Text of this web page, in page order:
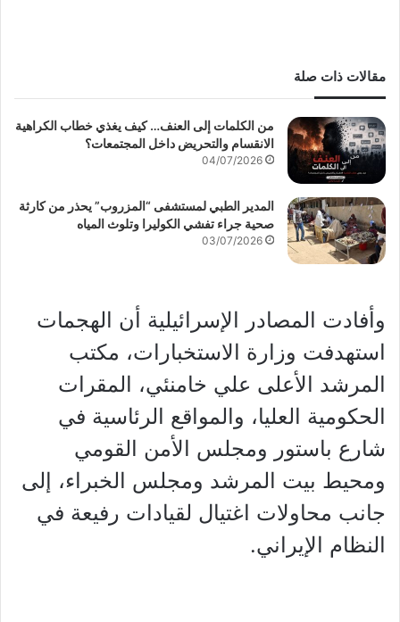
مقالات ذات صلة
من الكلمات إلى العنف… كيف يغذي خطاب الكراهية
الانقسام والتحريض داخل المجتمعات؟
04/07/2026
المدير الطبي لمستشفى “المزروب” يحذر من كارثة
صحية جراء تفشي الكوليرا وتلوث المياه
03/07/2026
وأفادت المصادر الإسرائيلية أن الهجمات
استهدفت وزارة الاستخبارات، مكتب
المرشد الأعلى علي خامنئي، المقرات
الحكومية العليا، والمواقع الرئاسية في
شارع باستور ومجلس الأمن القومي
ومحيط بيت المرشد ومجلس الخبراء، إلى
جانب محاولات اغتيال لقيادات رفيعة في
النظام الإيراني.